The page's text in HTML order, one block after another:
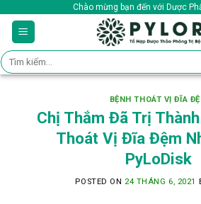
content
Chào mừng bạn đến với Dược
Tìm
kiếm:
BỆNH THOÁT VỊ ĐĨA
Chị Thắm Đã Trị
Thoát Vị Đĩa Đệm
PyLoDisk
POSTED ON 24 THÁNG 6, 2021